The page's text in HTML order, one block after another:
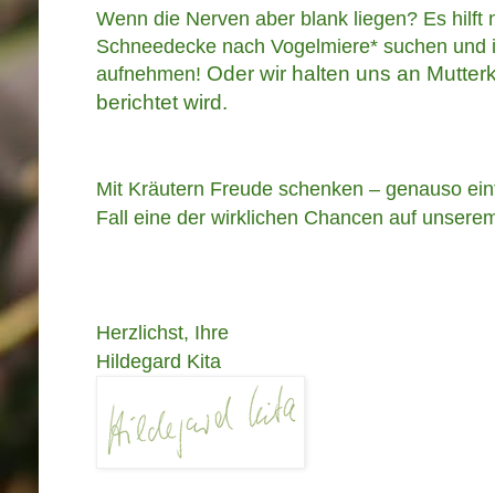
Wenn die Nerven aber blank liegen? Es hilft
Schneedecke nach Vogelmiere* suchen und
aufnehmen! Oder wir halten uns an
berichtet wird.
Mit Kräutern Freude schenken – genauso
Fall eine der wirklichen Chancen auf
Herzlichst, Ihre
Hildegard Kita